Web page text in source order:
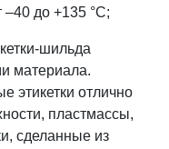
–40 до +135 °С;
шильда
материала.
этикетки отлично
пластмассы,
сделанные из